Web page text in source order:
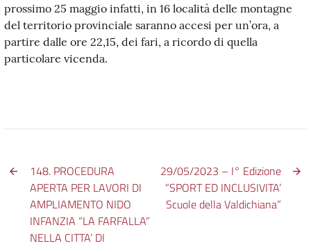
prossimo 25 maggio infatti, in 16 località delle montagne
del territorio provinciale saranno accesi per un’ora, a
partire dalle ore 22,15, dei fari, a ricordo di quella
particolare vicenda.
148. PROCEDURA
APERTA PER LAVORI DI
AMPLIAMENTO NIDO
INFANZIA “LA FARFALLA”
NELLA CITTA’ DI
29/05/2023 – I° Edizione
“SPORT ED INCLUSIVITA’
Scuole della Valdichiana”